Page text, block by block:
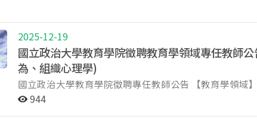
供參考之資料。 十一、收件截止日 請於115年5月27日（三）18:00以前，以附加檔案方式寄送至
inccu132539@gmail.com，逾時不候。郵件主旨：「應徵115
式 1. 經書面審閱應繳交資料並符合資格條件者，通知面試。 2. 依面試結果，擇優錄取。 備註 本職缺自115
年6月1日起聘，請留下聯絡方式（手機或電話）以便後
自傳。 博士學位證書(若為博士候選人最晚須於起聘日前取得博士學位並提出具論文口試通過之正式證明)及
學經歷證明影本。(錄取後驗正本，如為外國學歷，請於相關駐外館處辦妥
授以上資格者免附此項，需另提供教師證書影本) 大學教師證書及其他有利證明。 著作目錄清單(包含博士
論文題目)，同步註明論文發表之期刊所收錄之資料庫(例
代表學術著作至多10篇之全文。 曾擔任主持人之研究計畫或參與之研究計畫目錄(如為國科會研究計畫，請
2025-12-19
國立政治大學教育學院徵聘教育學領域專任教師
為、組織心理學)
國立政治大學教育學院徵聘專任教師公告 【教育學領域】 (側重教育管理、人力資源管理、組織行為、組織
心理學) 114年12月18日 單位 國立政治大學教育學院 專長 教育學領域(側重教育管理、人力資源管理、組織
944